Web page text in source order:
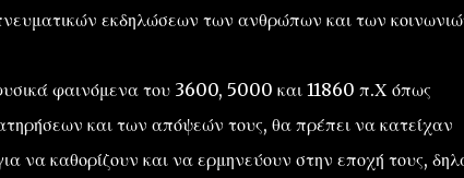
εκδηλώσεων των ανθρώπων και των
φαινόμενα του 3600, 5000 και 11860 π.Χ όπως
και των απόψεών τους, θα πρέπει να κατείχαν
να καθορίζουν και να ερμηνεύουν στην εποχή τους,